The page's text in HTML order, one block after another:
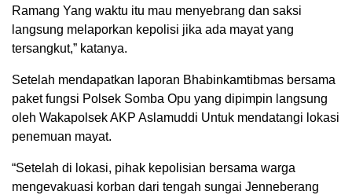
Ramang Yang waktu itu mau menyebrang dan saksi
langsung melaporkan kepolisi jika ada mayat yang
tersangkut,” katanya.
Setelah mendapatkan laporan Bhabinkamtibmas bersama
paket fungsi Polsek Somba Opu yang dipimpin langsung
oleh Wakapolsek AKP Aslamuddi Untuk mendatangi lokasi
penemuan mayat.
“Setelah di lokasi, pihak kepolisian bersama warga
mengevakuasi korban dari tengah sungai Jenneberang